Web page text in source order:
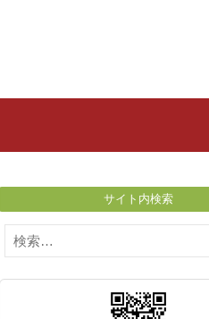
サイト内検索
検
索: